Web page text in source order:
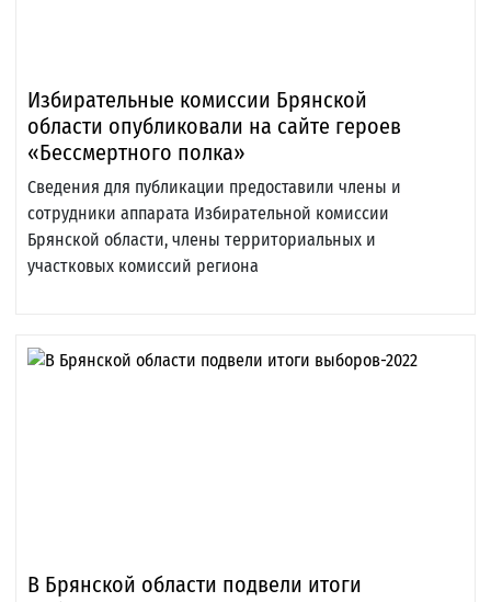
Избирательные комиссии Брянской
области опубликовали на сайте героев
«Бессмертного полка»
Сведения для публикации предоставили члены и
сотрудники аппарата Избирательной комиссии
Брянской области, члены территориальных и
участковых комиссий региона
В Брянской области подвели итоги